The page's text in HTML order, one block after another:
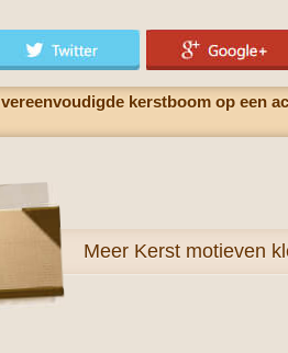
kerstboom op een
Meer Kerst motieven